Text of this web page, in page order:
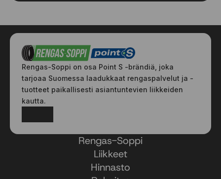
Rengas-Soppi on osa Point S -brändiä, joka
tarjoaa Suomessa laadukkaat rengaspalvelut ja -
tuotteet paikallisesti asiantuntevien liikkeiden
kautta.
Rengas-Soppi
Liikkeet
Hinnasto